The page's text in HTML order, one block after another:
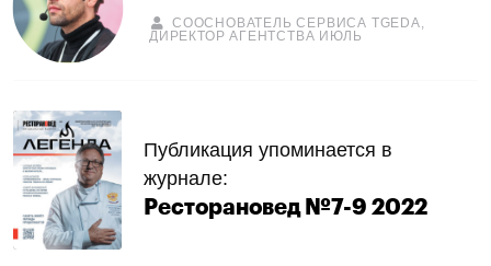
СООСНОВАТЕЛЬ СЕРВИСА TGEDA,
ДИРЕКТОР АГЕНТСТВА ИЮЛЬ
Публикация упоминается в
журнале:
Ресторановед №7-9 2022